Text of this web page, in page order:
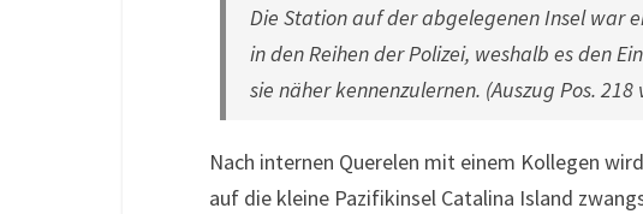
Die Station auf der abgelegenen Insel war
in den Reihen der Polizei, weshalb es den
sie näher kennenzulernen. (Auszug Pos. 218
Nach internen Querelen mit einem Kollegen
auf die kleine Pazifikinsel Catalina Island